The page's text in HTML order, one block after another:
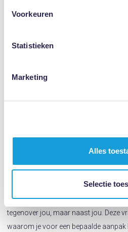
Voorkeuren
Statistieken
Marketing
Alles
Selectie
reviewer op jouw kantoor. We
bespreken dan de zelfevaluatie ter
Hierin staat centraal wat de
review kunnen zijn. Vervolgens kiest
neemt de tijd om deze dossiers door
het beoordelingskader van de
- Bespreking:In dit reviewgesprek
reflectieve en verhelderende vragen
dossieronderzoek is opgevallen.
tegenover jou, maar naast jou. Deze
waarom je voor een bepaalde aanpak